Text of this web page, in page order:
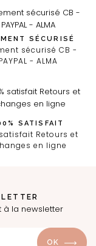
SÉCURISÉ
sécurisé CB -
- ALMA
SATISFAIT
satisfait Retours et
en ligne
à la newsletter
OK